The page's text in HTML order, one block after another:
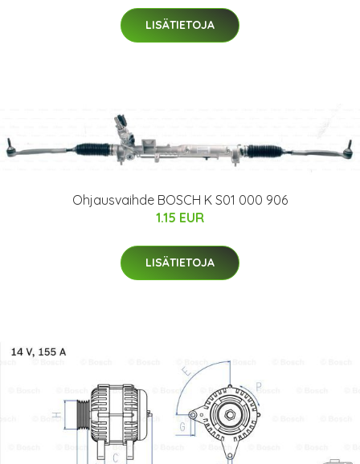
LISÄTIETOJA
Ohjausvaihde BOSCH K S01 000 906
1.15 EUR
LISÄTIETOJA